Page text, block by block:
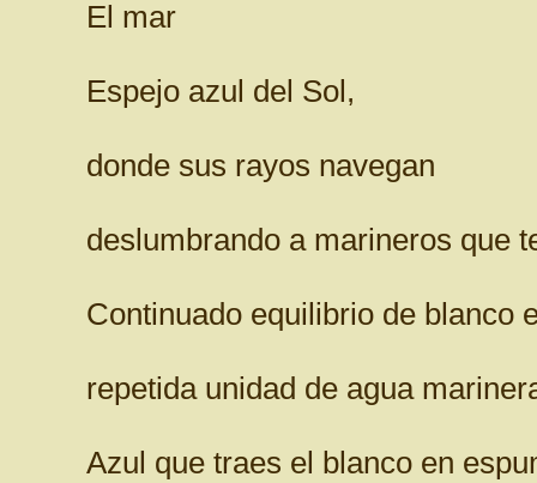
El mar
Espejo azul del Sol,
donde sus rayos navegan
deslumbrando a marineros que
Continuado equilibrio de blanco
repetida unidad de agua
Azul que traes el blanco en